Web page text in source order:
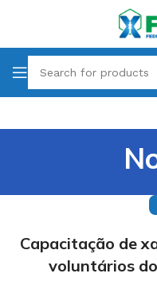
Capacitação de
voluntários